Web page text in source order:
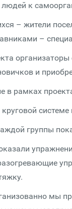
к
– жители
–
и
в рамках
группы
мы